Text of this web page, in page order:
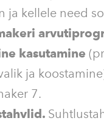
ja kellele need
kasutamine
ja
7.